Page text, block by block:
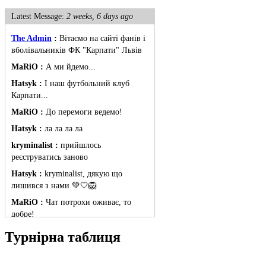
Latest Message: 2 weeks, 6 days ago
The Admin : Вітаємо на сайті фанів і
вболівальників ФК "Карпати" Львів
MaRiO : А ми йдемо...
Hatsyk : І наш футбольний клуб
Карпати...
MaRiO : До перемоги ведемо!
Hatsyk : ла ла ла ла
kryminalist : прийшлось
реєструватись заново
Hatsyk : kryminalist, дякую що
лишився з нами 💚🤍🦁
MaRiO : Чат потрохи оживає, то
добре!
MaRiO :
Знов у клубі бардак...
Hatsyk :Все буде добре
Турнірна таблиця